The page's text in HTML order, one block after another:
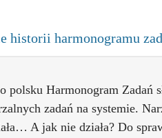
historii harmonogramu
polsku Harmonogram Zadań
zadań na systemie.
A jak nie działa? Do